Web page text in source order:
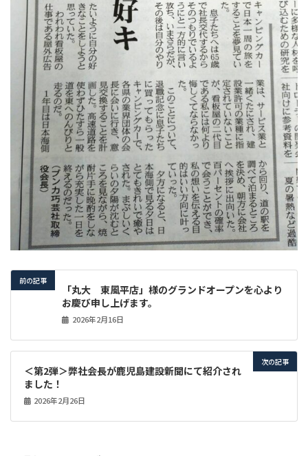
前の記事
「丸大 東風平店」様のグランドオープンを心より
お慶び申し上げます。
2026年2月16日
次の記事
＜第2弾＞弊社会長が鹿児島建設新聞にて紹介され
ました！
2026年2月26日